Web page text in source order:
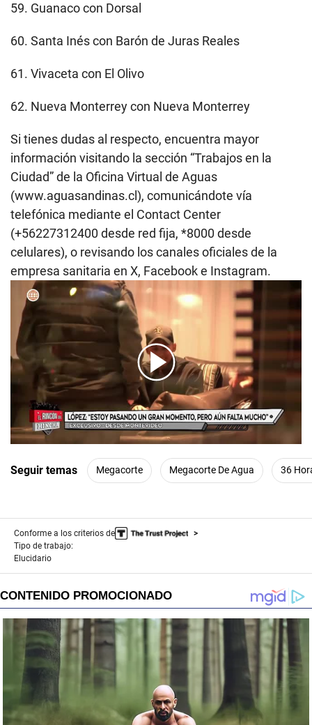
59. Guanaco con Dorsal
60. Santa Inés con Barón de Juras Reales
61. Vivaceta con El Olivo
62. Nueva Monterrey con Nueva Monterrey
Si tienes dudas al respecto, encuentra mayor
información visitando la sección “Trabajos en la
Ciudad” de la Oficina Virtual de Aguas
(www.aguasandinas.cl), comunicándote vía
telefónica mediante el Contact Center
(+56227312400 desde red fija, *8000 desde
celulares), o revisando los canales oficiales de la
empresa sanitaria en X, Facebook e Instagram.
00:00/01:42
Seguir temas Megacorte Megacorte De Agua 36
Conforme a los criterios de
Tipo de trabajo:
Elucidario